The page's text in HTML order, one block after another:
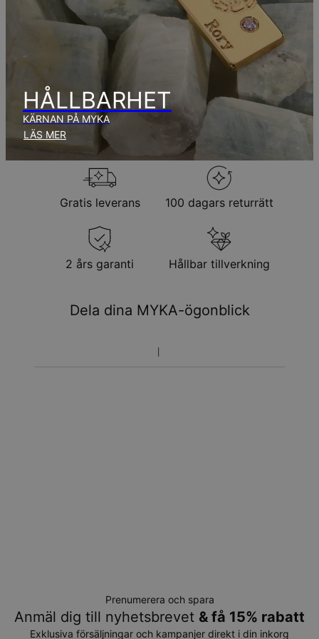
Brådskande leverans
ons 12 aug. - fre 14
aug.
produktionstid.
Returpolicy
Observera att personliga smycken är unika och endast kan
returneras för utbyte eller butikskredit
HÅLLBARHET
KÄRNAN PÅ MYKA
LÄS MER
Gratis leverans 100 dagars returrätt
2 års garanti Hållbar tillverkning
Dela dina MYKA-ögonblick
Prenumerera och spara
Anmäl dig till nyhetsbrevet & få 15% rabatt
Exklusiva försäljningar och kampanjer direkt i din inkorg